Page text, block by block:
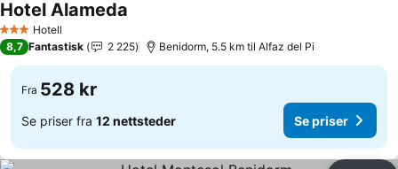
3 StjernerHotell
Hotel Alameda
8,7 Fantastisk 2 225 Benidorm, 5.5 km til Alfaz del Pi
Fra 528 kr
Se priser fra 12 nettsteder Se priser